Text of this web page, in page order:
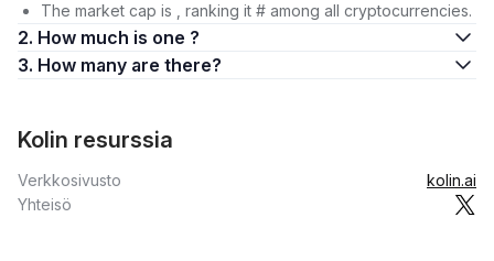
The market cap is , ranking it # among all cryptocurrencies.
2. How much is one ?
3. How many are there?
Kolin resurssia
Verkkosivusto
kolin.ai
Yhteisö